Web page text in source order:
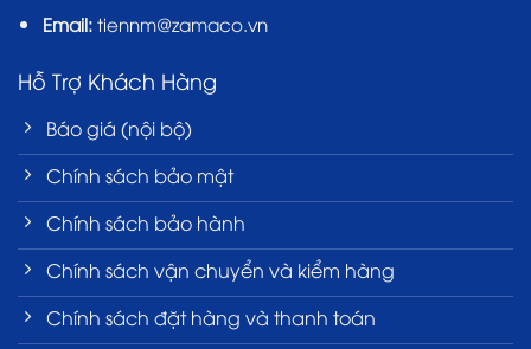
Email:tiennm@zamaco.vn
Hỗ Trợ Khách Hàng
Báo giá (nội bộ)
Chính sách bảo mật
Chính sách bảo hành
Chính sách vận chuyển và kiểm hàng
Chính sách đặt hàng và thanh toán